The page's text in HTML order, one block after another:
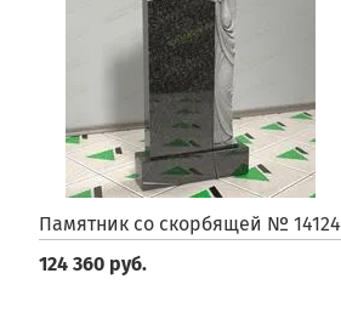
Памятник со скорбящей № 14124
124 360 руб.